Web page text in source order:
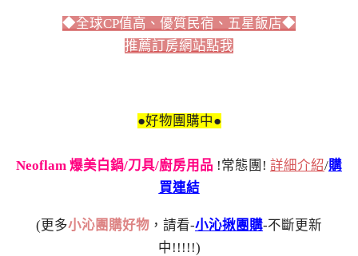
◆全球CP值高、優質民宿、五星飯店◆
推薦訂房網站點我
●好物團購中●
Neoflam 爆美白鍋/刀具/廚房用品 !常態團! 詳細介紹/購
買連結
(更多小沁團購好物 ，請看-小沁揪團購-不斷更新
中!!!!!)